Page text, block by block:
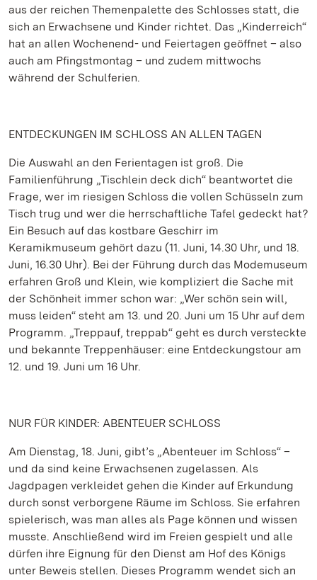
aus der reichen Themenpalette des Schlosses statt, die
sich an Erwachsene und Kinder richtet. Das „Kinderreich“
hat an allen Wochenend- und Feiertagen geöffnet – also
auch am Pfingstmontag – und zudem mittwochs
während der Schulferien.
ENTDECKUNGEN IM SCHLOSS AN ALLEN TAGEN
Die Auswahl an den Ferientagen ist groß. Die
Familienführung „Tischlein deck dich“ beantwortet die
Frage, wer im riesigen Schloss die vollen Schüsseln zum
Tisch trug und wer die herrschaftliche Tafel gedeckt hat?
Ein Besuch auf das kostbare Geschirr im
Keramikmuseum gehört dazu (11. Juni, 14.30 Uhr, und 18.
Juni, 16.30 Uhr). Bei der Führung durch das Modemuseum
erfahren Groß und Klein, wie kompliziert die Sache mit
der Schönheit immer schon war: „Wer schön sein will,
muss leiden“ steht am 13. und 20. Juni um 15 Uhr auf dem
Programm. „Treppauf, treppab“ geht es durch versteckte
und bekannte Treppenhäuser: eine Entdeckungstour am
12. und 19. Juni um 16 Uhr.
NUR FÜR KINDER: ABENTEUER SCHLOSS
Am Dienstag, 18. Juni, gibt’s „Abenteuer im Schloss“ –
und da sind keine Erwachsenen zugelassen. Als
Jagdpagen verkleidet gehen die Kinder auf Erkundung
durch sonst verborgene Räume im Schloss. Sie erfahren
spielerisch, was man alles als Page können und wissen
musste. Anschließend wird im Freien gespielt und alle
dürfen ihre Eignung für den Dienst am Hof des Königs
unter Beweis stellen. Dieses Programm wendet sich an